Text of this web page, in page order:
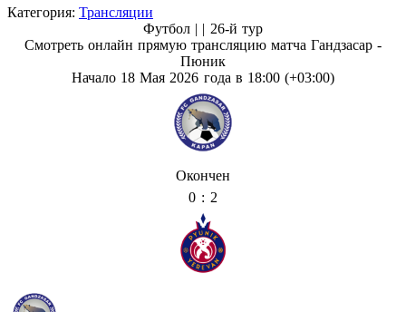
Категория: Трансляции
Футбол | | 26-й тур
Смотреть онлайн прямую трансляцию матча Гандзасар -
Пюник
Начало 18 Мая 2026 года в 18:00 (+03:00)
Окончен
0 : 2